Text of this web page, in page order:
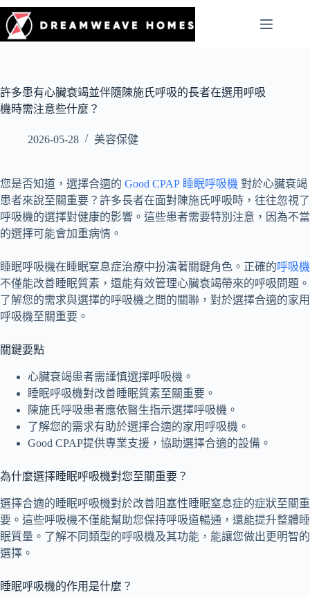
許多患有心臟衰竭並伴隨陳施氏呼吸的長者在選用呼吸
機時需注意些什麼？
2026-05-28 美容保健
您是否知道，選擇合適的 Good CPAP 睡眠呼吸機 對於心臟衰竭
患者來說至關重要？許多長者在面對陳施氏呼吸時，往往忽視了
呼吸機的選擇對健康的影響。這些患者需要特別注意，因為不當
的選擇可能會加重病情。
睡眠呼吸機在睡眠窒息症治療中扮演著關鍵角色。正確的呼吸機
不僅能改善睡眠質素，還能有效管理心臟衰竭帶來的呼吸問題。
了解您的需求與選擇的呼吸機之間的關聯，對於選擇合適的家用
呼吸機至關重要。
關鍵要點
心臟衰竭患者需謹慎選擇呼吸機。
睡眠呼吸機對改善睡眠質素至關重要。
陳施氏呼吸患者應依醫生指示選擇呼吸機。
了解您的需求有助於選擇合適的家用呼吸機。
Good CPAP提供專業支援，協助選擇合適的設備。
為什麼選擇睡眠呼吸機對您至關重要？
選擇合適的睡眠呼吸機對於改善阻塞性睡眠窒息症的症狀至關重
要。這些呼吸機不僅能幫助您保持呼吸道暢通，還能提升整體睡
眠質量。了解不同類型的呼吸機及其功能，能讓您做出更明智的
選擇。
睡眠呼吸機的作用是什麼？